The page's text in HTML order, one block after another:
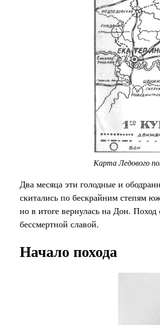
Карта Ледового
Два месяца эти голодные и
скитались по бескрайним степям
но в итоге вернулась на Дон.
бессмертной славой.
Начало похода